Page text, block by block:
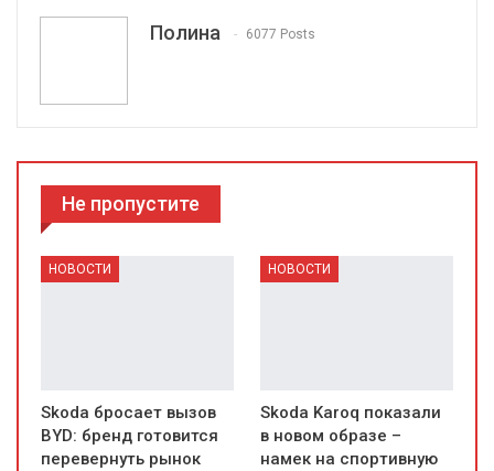
Полина 6077 Posts
Не пропустите
НОВОСТИ
Skoda бросает вызов
BYD: бренд готовится
перевернуть рынок
НОВОСТИ
Skoda Karoq показали
в новом образе –
намек на спортивную